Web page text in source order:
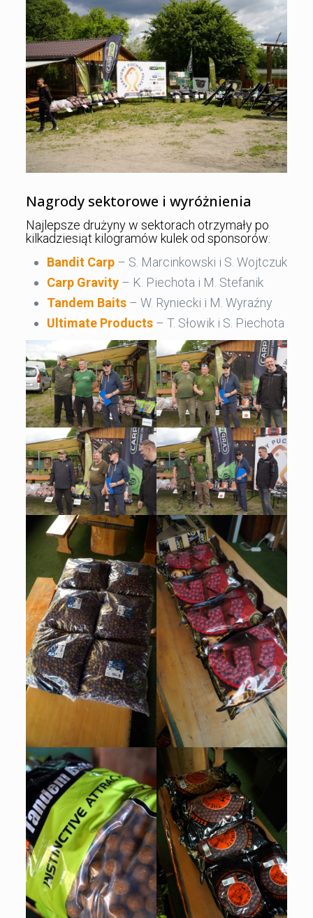
Nagrody sektorowe i wyróżnienia
Najlepsze drużyny w sektorach otrzymały po
kilkadziesiąt kilogramów kulek od sponsorów:
Bandit Carp– S. Marcinkowski i S. Wojtczuk
Carp Gravity – K. Piechota i M. Stefanik
Tandem Baits– W. Ryniecki i M. Wyraźny
Ultimate Products– T. Słowik i S. Piechota